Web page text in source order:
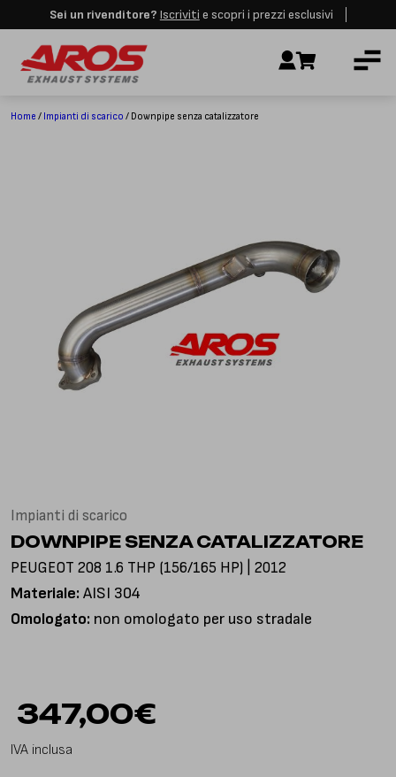
Sei un rivenditore? Iscriviti e scopri i prezzi esclusivi
IMPIANTI DI SCARICO
CUSTOMER SERVICE
+39 348 4420254
Lunedì – Venerdì
8.00 – 18.00
INDIRIZZO
Home / Impianti di scarico / Downpipe senza catalizzatore
Impianti di scarico
DOWNPIPE SENZA CATALIZZATORE
PEUGEOT 208 1.6 THP (156/165 HP) | 2012
Materiale: AISI 304
Omologato: non omologato per uso stradale
€
347,00
IVA inclusa
Aros rimarrà chiusa per le festività dall'8 al 23 Agosto. I nuovi ordini